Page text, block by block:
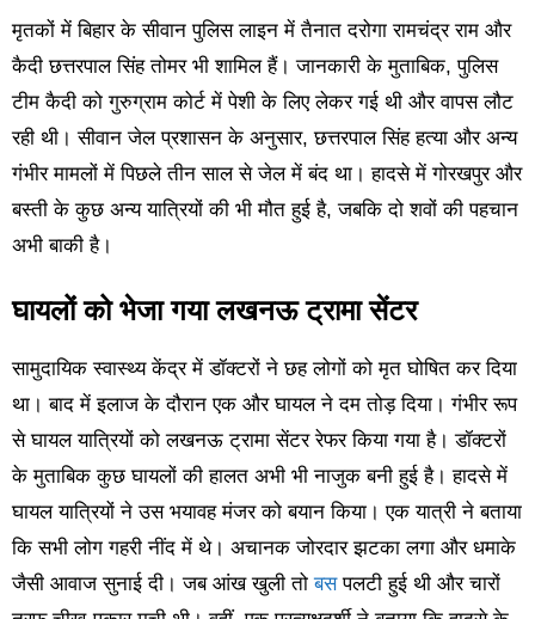
मृतकों में बिहार के सीवान पुलिस लाइन में तैनात दरोगा रामचंद्र राम और
कैदी छत्तरपाल सिंह तोमर भी शामिल हैं। जानकारी के मुताबिक, पुलिस
टीम कैदी को गुरुग्राम कोर्ट में पेशी के लिए लेकर गई थी और वापस लौट
रही थी। सीवान जेल प्रशासन के अनुसार, छत्तरपाल सिंह हत्या और अन्य
गंभीर मामलों में पिछले तीन साल से जेल में बंद था। हादसे में गोरखपुर और
बस्ती के कुछ अन्य यात्रियों की भी मौत हुई है, जबकि दो शवों की पहचान
अभी बाकी है।
घायलों को भेजा गया लखनऊ ट्रामा सेंटर
सामुदायिक स्वास्थ्य केंद्र में डॉक्टरों ने छह लोगों को मृत घोषित कर दिया
था। बाद में इलाज के दौरान एक और घायल ने दम तोड़ दिया। गंभीर रूप
से घायल यात्रियों को लखनऊ ट्रामा सेंटर रेफर किया गया है। डॉक्टरों
के मुताबिक कुछ घायलों की हालत अभी भी नाजुक बनी हुई है। हादसे में
घायल यात्रियों ने उस भयावह मंजर को बयान किया। एक यात्री ने बताया
कि सभी लोग गहरी नींद में थे। अचानक जोरदार झटका लगा और धमाके
जैसी आवाज सुनाई दी। जब आंख खुली तोबसपलटी हुई थी और चारों